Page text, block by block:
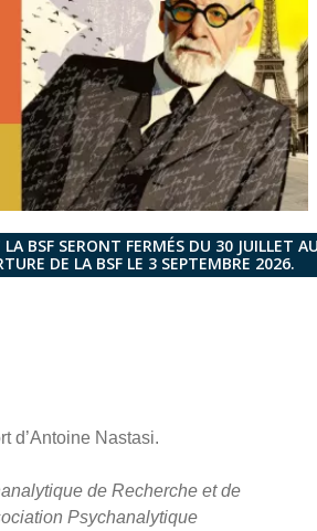
LA BSF SERONT FERMÉS DU 30 JUILLET
DE LA BSF LE 3 SEPTEMBRE 2026.
d’Antoine Nastasi.
de Recherche et de
Psychanalytique